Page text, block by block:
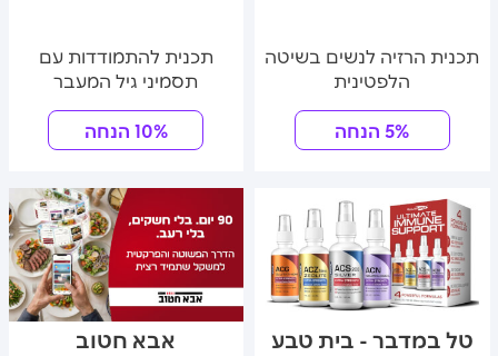
תכנית להתמודדות עם
תסמיני גיל המעבר
10% הנחה
תכנית הרזיה לנשים בשיטה
הלפטינית
5% הנחה
אבא חטוב טל במדבר - בית טבע